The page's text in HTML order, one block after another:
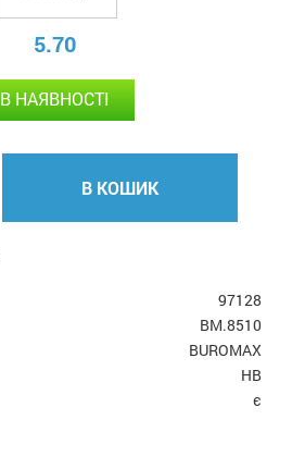
5.70
В НАЯВНОСТІ
В КОШИК
97128
BM.8510
BUROMAX
HB
є